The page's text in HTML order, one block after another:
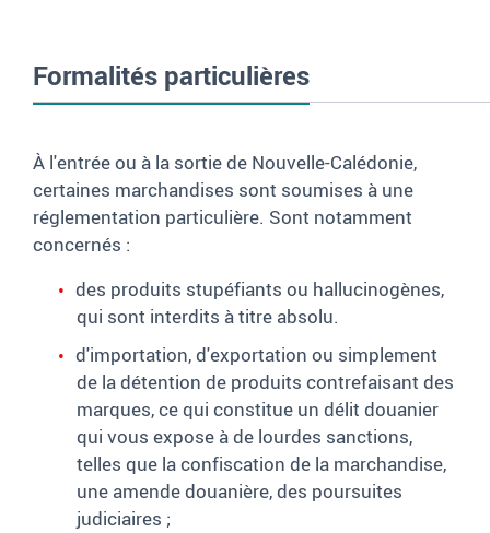
Formalités particulières
À l'entrée ou à la sortie de Nouvelle-Calédonie,
certaines marchandises sont soumises à une
réglementation particulière. Sont notamment
concernés :
des produits stupéfiants ou hallucinogènes,
qui sont interdits à titre absolu.
d'importation, d'exportation ou simplement
de la détention de produits contrefaisant des
marques, ce qui constitue un délit douanier
qui vous expose à de lourdes sanctions,
telles que la confiscation de la marchandise,
une amende douanière, des poursuites
judiciaires ;